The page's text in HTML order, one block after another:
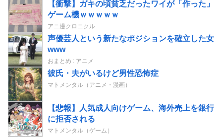
【衝撃】ガキの頃貧乏だったワイが「作った」
ゲーム機ｗｗｗｗｗ
アニ漫クロニクル
声優芸人という新たなポジションを確立した女
www
おまとめ : アニメ
彼氏・夫がいるけど男性恐怖症
マトメンタル（アニメ・漫画）
【悲報】人気成人向けゲーム、海外売上を銀行
に拒否される
マトメンタル（ゲーム）